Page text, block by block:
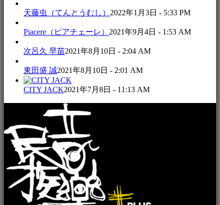
天藤虫（てんとうむし） 2022年1月3日 - 5:33 PM
Piacere（ピアチェーレ） 2021年9月4日 - 1:53 AM
次呂久 早苗2021年8月10日 - 2:04 AM
東田盛 誠2021年8月10日 - 2:01 AM
CITY JACK2021年7月8日 - 11:13 AM